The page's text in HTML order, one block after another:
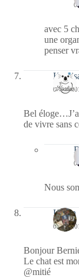
avec 5
une
penser
04/02/
Bel
de vivre sans
Nous
Kévin
04/02/
Bonjour
Le chat est
@mitié